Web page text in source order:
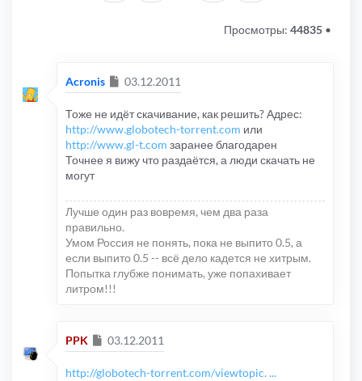
Просмотры: 44835 •
Acronis Сообщение
03.12.2011
Тоже не идёт скачивание, как решить? Адрес:
http://www.globotech-torrent.com или
http://www.gl-t.com заранее благодарен
Точнее я вижу что раздаётся, а люди скачать не
могут
Лучше один раз вовремя, чем два раза
правильно.
Умом Россия не понять, пока не выпито 0.5, а
если выпито 0.5 -- всё дело кадется не хитрым.
Попытка глубже понимать, уже попахивает
литром!!!
PPK Сообщение
03.12.2011
http://globotech-torrent.com/viewtopic. ...